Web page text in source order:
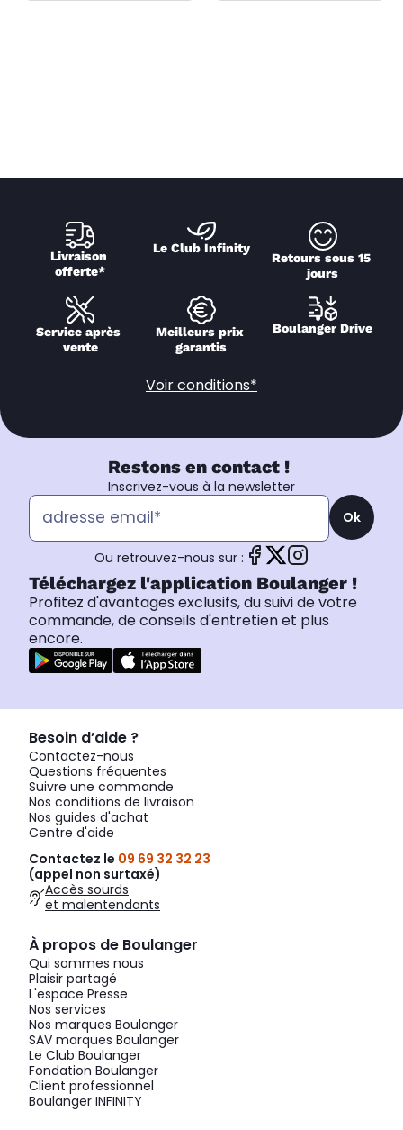
Livraison
offerte*
Le Club Infinity
Retours sous 15
jours
Service après
vente
Meilleurs prix
garantis
Boulanger Drive
Voir conditions*
Restons en contact !
Inscrivez-vous à la newsletter
Ok
Ou retrouvez-nous sur :
Téléchargez l'application Boulanger !
Profitez d'avantages exclusifs, du suivi de votre
commande, de conseils d'entretien et plus
encore.
Besoin d’aide ?
Contactez-nous
Questions fréquentes
Suivre une commande
Nos conditions de livraison
Nos guides d'achat
Centre d'aide
Contactez le 09 69 32 32 23
(appel non surtaxé)
Accès sourds
et malentendants
À propos de Boulanger
Qui sommes nous
Plaisir partagé
L'espace Presse
Nos services
Nos marques Boulanger
SAV marques Boulanger
Le Club Boulanger
Fondation Boulanger
Client professionnel
Boulanger INFINITY